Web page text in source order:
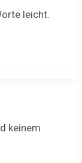
leicht.
keinem